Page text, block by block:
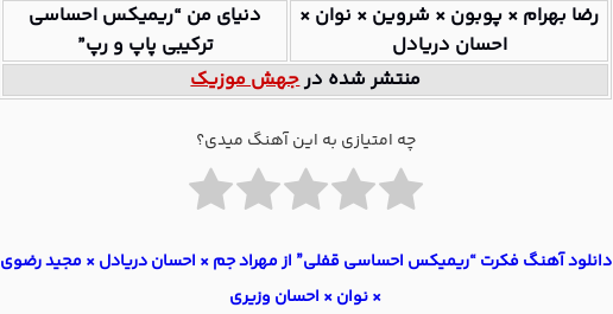
رضا بهرام × پوبون × شروین × نوان ×
احسان دریادل
دنیای من “ریمیکس احساسی
ترکیبی پاپ و رپ”
منتشر شده درجهش موزیک
چه امتیازی به این آهنگ میدی؟
دانلود آهنگ فکرت “ریمیکس احساسی قفلی” از مهراد جم × احسان دریادل × مجید رضوی
× نوان × احسان وزیری